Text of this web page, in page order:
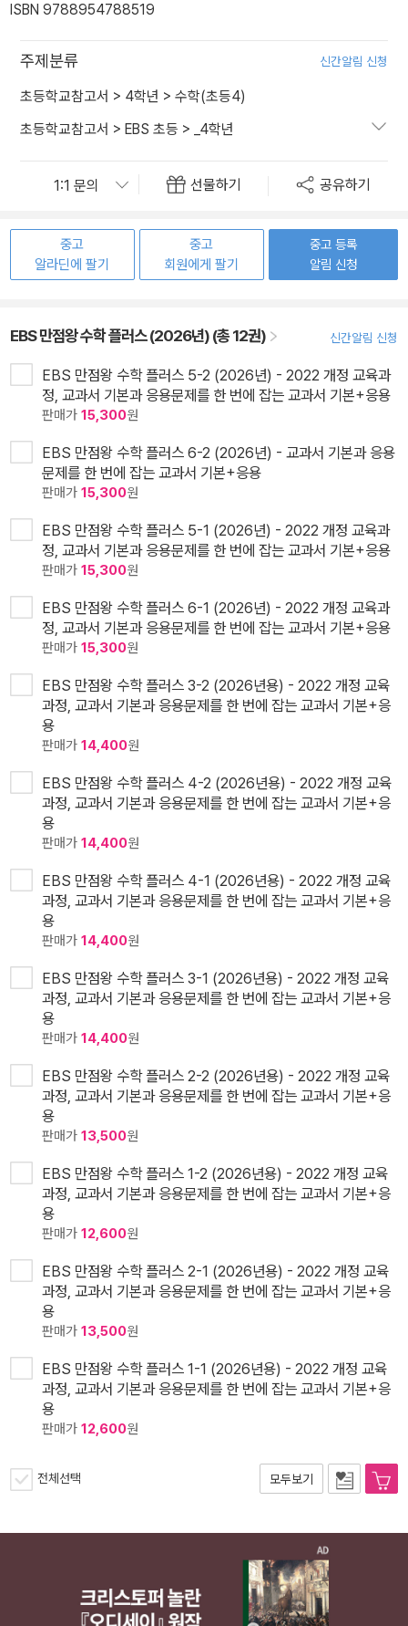
ISBN 9788954788519
주제분류 신간알림 신청
초등학교참고서 > 4학년 > 수학(초등4)
초등학교참고서 > EBS 초등 > _4학년
선물하기 공유하기
중고
알라딘에 팔기
중고
회원에게 팔기
중고 등록
알림 신청
EBS 만점왕 수학 플러스 (2026년) (총 12권) 신간알림 신청
EBS 만점왕 수학 플러스 5-2 (2026년) - 2022 개정 교육과
정, 교과서 기본과 응용문제를 한 번에 잡는 교과서 기본+응용
판매가 15,300원
EBS 만점왕 수학 플러스 6-2 (2026년) - 교과서 기본과 응용
문제를 한 번에 잡는 교과서 기본+응용
판매가 15,300원
EBS 만점왕 수학 플러스 5-1 (2026년) - 2022 개정 교육과
정, 교과서 기본과 응용문제를 한 번에 잡는 교과서 기본+응용
판매가 15,300원
EBS 만점왕 수학 플러스 6-1 (2026년) - 2022 개정 교육과
정, 교과서 기본과 응용문제를 한 번에 잡는 교과서 기본+응용
판매가 15,300원
EBS 만점왕 수학 플러스 3-2 (2026년용) - 2022 개정 교육
과정, 교과서 기본과 응용문제를 한 번에 잡는 교과서 기본+응
용
판매가 14,400원
EBS 만점왕 수학 플러스 4-2 (2026년용) - 2022 개정 교육
과정, 교과서 기본과 응용문제를 한 번에 잡는 교과서 기본+응
용
판매가 14,400원
EBS 만점왕 수학 플러스 4-1 (2026년용) - 2022 개정 교육
과정, 교과서 기본과 응용문제를 한 번에 잡는 교과서 기본+응
용
판매가 14,400원
EBS 만점왕 수학 플러스 3-1 (2026년용) - 2022 개정 교육
과정, 교과서 기본과 응용문제를 한 번에 잡는 교과서 기본+응
용
판매가 14,400원
EBS 만점왕 수학 플러스 2-2 (2026년용) - 2022 개정 교육
과정, 교과서 기본과 응용문제를 한 번에 잡는 교과서 기본+응
용
판매가 13,500원
EBS 만점왕 수학 플러스 1-2 (2026년용) - 2022 개정 교육
과정, 교과서 기본과 응용문제를 한 번에 잡는 교과서 기본+응
용
판매가 12,600원
EBS 만점왕 수학 플러스 2-1 (2026년용) - 2022 개정 교육
과정, 교과서 기본과 응용문제를 한 번에 잡는 교과서 기본+응
용
판매가 13,500원
EBS 만점왕 수학 플러스 1-1 (2026년용) - 2022 개정 교육
과정, 교과서 기본과 응용문제를 한 번에 잡는 교과서 기본+응
용
판매가 12,600원
전체선택 모두보기